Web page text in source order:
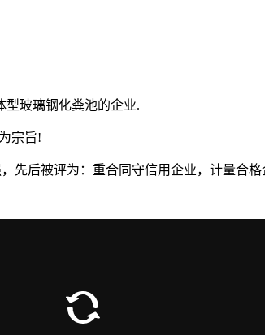
型玻璃钢化粪池的企业.
宗旨!
先后被评为：重合同守信用企业，计量合格